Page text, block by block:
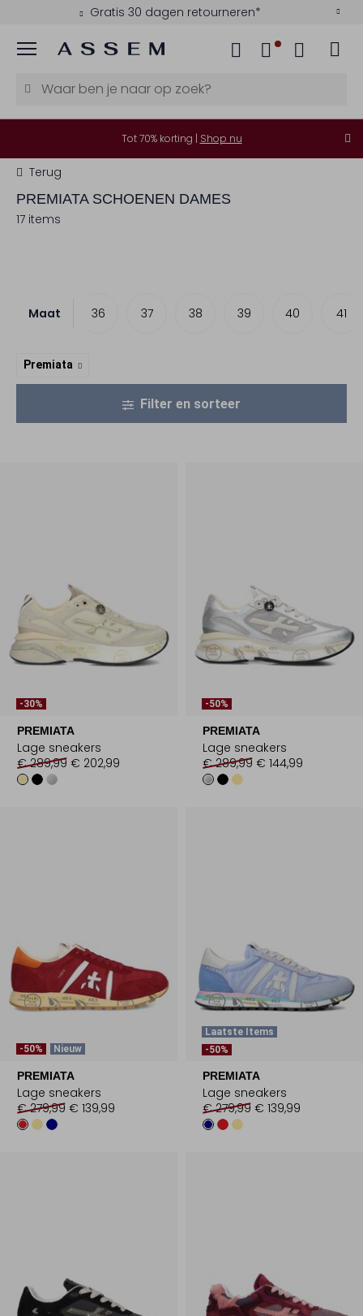
Gratis 30 dagen retourneren*
Menu
Tot 70% korting | Shop nu
Terug
PREMIATASCHOENEN DAMES
17 items
Maat 36 37 38 39 40 41
Premiata
Filter en sorteer
-30%
PREMIATA
Lage sneakers
€ 289,99 € 202,99
-50%
PREMIATA
Lage sneakers
€ 289,99 € 144,99
-50% Nieuw
PREMIATA
Lage sneakers
€ 279,99 € 139,99
Laatste Items
-50%
PREMIATA
Lage sneakers
€ 279,99 € 139,99